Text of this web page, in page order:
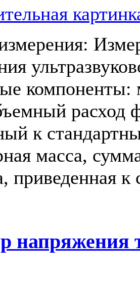
компоненты:
расход
к
масса,
приведенная
напряжения